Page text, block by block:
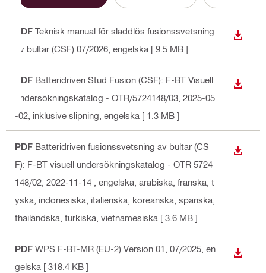
PDF Teknisk manual för sladdlös fusionssvetsning
av bultar (CSF) 07/2026 , engelska [ 9.5 MB ]
LADDA
PDF Batteridriven Stud Fusion (CSF): F-BT Visuell
undersökningskatalog - OTR/5724148/03, 2025-05
-02, inklusive slipning , engelska [ 1.3 MB ]
LADDA
PDF Batteridriven fusionssvetsning av bultar (CS
F): F-BT visuell undersökningskatalog - OTR 5724
148/02, 2022-11-14
, engelska, arabiska, franska, t
yska, indonesiska, italienska, koreanska, spanska,
thailändska, turkiska, vietnamesiska [ 3.6 MB ]
LADDA
PDF WPS F-BT-MR (EU-2) Version 01, 07/2025 , en
gelska [ 318.4 KB ]
LADDA